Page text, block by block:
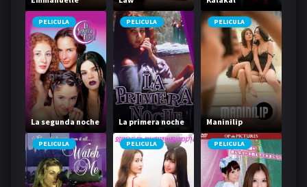
PELICULA
La segunda noche
PELICULA
La primera noche
PELICULA
Maninilip
PELICULA PELICULA PELICULA